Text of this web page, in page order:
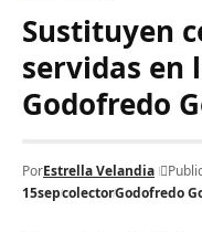
Sustituyen
servidas en
Godofredo
PorEstrella Velandia
15sepcolectorGodofredo